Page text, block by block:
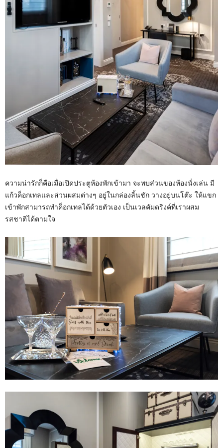
ความน่ารักก็คือเมื่อเปิดประตูห้องพักเข้ามา จะพบส่วนของห้องนั่งเล่น มี
แก้วค็อกเทลและส่วนผสมต่างๆ อยู่ในกล่องลิ้นชัก วางอยู่บนโต๊ะ ให้แขก
เข้าพักสามารถทำค็อกเทลได้ด้วยตัวเอง เป็นเวลคัมดริงค์ที่เราผสม
รสชาติได้ตามใจ